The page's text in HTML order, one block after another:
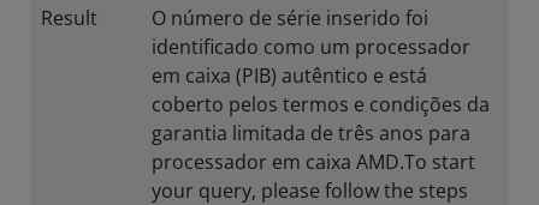
Result
O número de série inserido foi
identificado como um processador
em caixa (PIB) autêntico e está
coberto pelos termos e condições da
garantia limitada de três anos para
processador em caixa AMD.To start
your query, please follow the steps